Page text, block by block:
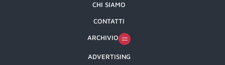
CHI SIAMO
CONTATTI
ARCHIVIO
ADVERTISING